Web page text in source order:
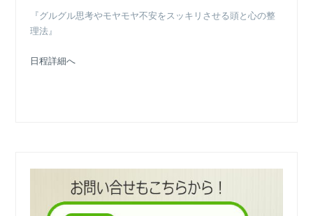
『グルグル思考やモヤモヤ不安をスッキリさせる頭と心の整
理法』
日程詳細へ